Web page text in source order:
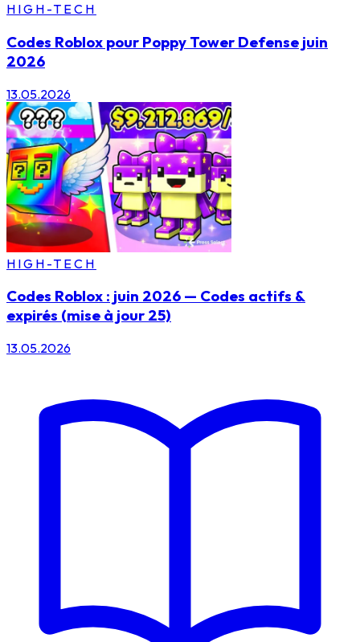
HIGH-TECH
Codes Roblox pour Poppy Tower Defense juin
2026
13.05.2026
HIGH-TECH
Codes Roblox : juin 2026 — Codes actifs &
expirés (mise à jour 25)
13.05.2026